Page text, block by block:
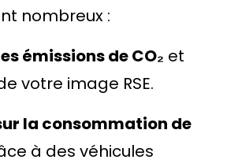
nombreux :
émissions de CO₂ et
votre image RSE.
la consommation de
à des véhicules